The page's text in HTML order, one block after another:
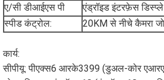
ए/सी डीआईएस पी
एंड्रॉइड इंटरफ़ेस
स्पीड कंट्रोल:
20KM से नीचे कैमरा
कार्य:
सीपीयू: पीएक्स6 आरके3399 (डुअल-कोर